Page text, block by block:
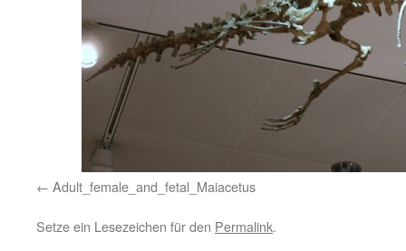
Adult_female_and_fetal_Maiacetus
Setze ein Lesezeichen für den Permalink.